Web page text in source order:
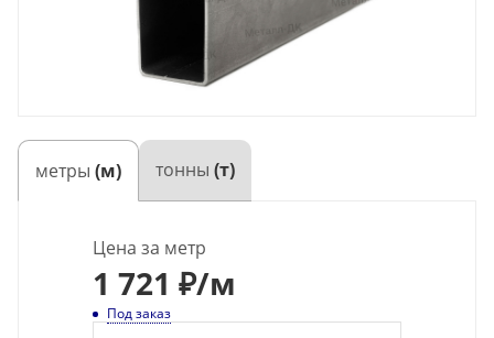
метры (м) тонны (т)
Цена за метр
1 721 ₽/м
Под заказ